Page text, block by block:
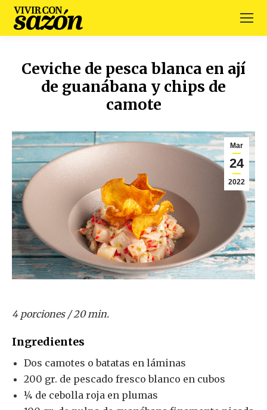
Ceviche de pesca blanca en ají
de guanábana y chips de
camote
Mar
24
2022
4 porciones / 20 min.
Ingredientes
Dos camotes o batatas en láminas
200 gr. de pescado fresco blanco en cubos
¼ de cebolla roja en plumas